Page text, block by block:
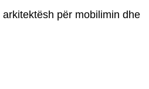
për mobilimin dhe